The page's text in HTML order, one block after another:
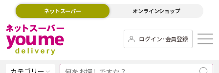
ネットスーパー オンラインショップ
ログイン･会員登録
カテゴリー